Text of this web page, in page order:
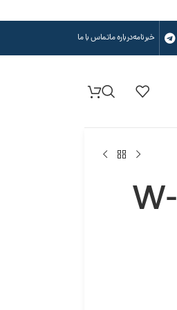
خبرنامهدرباره ماتماس با ما
فیلتر ممبران وایندر (winder) مدل W-